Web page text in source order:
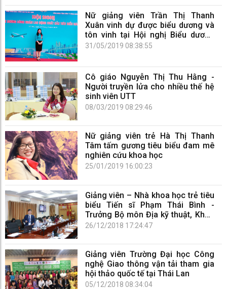
Nữ giảng viên Trần Thị Thanh
Xuân vinh dự được biểu dương và
tôn vinh tại Hội nghị Biểu dương
công nhân lao động xuất sắc, tiêu
31/05/2019 08:38:55
Cô giáo Nguyễn Thị Thu Hằng -
Người truyền lửa cho nhiều thế hệ
sinh viên UTT
08/03/2019 08:29:46
Nữ giảng viên trẻ Hà Thị Thanh
Tâm tấm gương tiêu biểu đam mê
nghiên cứu khoa học
25/01/2019 16:00:23
Giảng viên – Nhà khoa học trẻ tiêu
biểu Tiến sĩ Phạm Thái Bình -
Trưởng Bộ môn Địa kỹ thuật, Khoa
Công trình
26/12/2018 17:24:47
Giảng viên Trường Đại học Công
nghệ Giao thông vận tải tham gia
hội thảo quốc tế tại Thái Lan
05/12/2018 08:34:04